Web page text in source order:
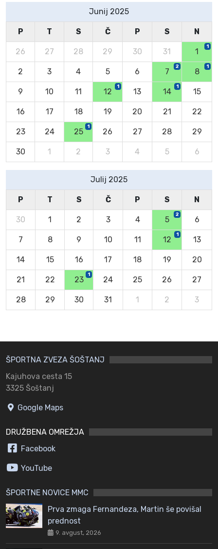
Junij 2025
P T S Č P S N
26 27 28 29 30 31 1
1
2 3 4 5 6 7
2
8
1
9 10 11 12
1
13 14
1
15
16 17 18 19 20 21 22
23 24 25
1
26 27 28 29
30 1 2 3 4 5 6
Julij 2025
P T S Č P S N
30 1 2 3 4 5
2
6
7 8 9 10 11 12
1
13
14 15 16 17 18 19 20
21 22 23
1
24 25 26 27
28 29 30 31 1 2 3
ŠPORTNA ZVEZA ŠOŠTANJ
Kajuhova cesta 15
3325 Šoštanj
Google Maps
DRUŽBENA OMREŽJA
Facebook
YouTube
ŠPORTNE NOVICE MMC
Prva zmaga Fernandeza, Martin še povišal
prednost
9. avgust, 2026